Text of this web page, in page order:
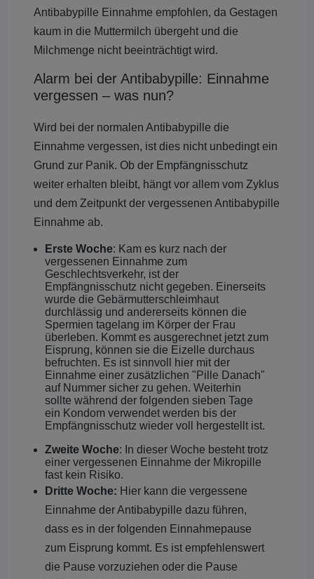
Antibabypille Einnahme empfohlen, da Gestagen
kaum in die Muttermilch übergeht und die
Milchmenge nicht beeinträchtigt wird.
Alarm bei der Antibabypille: Einnahme
vergessen – was nun?
Wird bei der normalen Antibabypille die
Einnahme vergessen, ist dies nicht unbedingt ein
Grund zur Panik. Ob der Empfängnisschutz
weiter erhalten bleibt, hängt vor allem vom Zyklus
und dem Zeitpunkt der vergessenen Antibabypille
Einnahme ab.
Erste Woche: Kam es kurz nach der
vergessenen Einnahme zum
Geschlechtsverkehr, ist der
Empfängnisschutz nicht gegeben. Einerseits
wurde die Gebärmutterschleimhaut
durchlässig und andererseits können die
Spermien tagelang im Körper der Frau
überleben. Kommt es ausgerechnet jetzt zum
Eisprung, können sie die Eizelle durchaus
befruchten. Es ist sinnvoll hier mit der
Einnahme einer zusätzlichen "Pille Danach"
auf Nummer sicher zu gehen. Weiterhin
sollte während der folgenden sieben Tage
ein Kondom verwendet werden bis der
Empfängnisschutz wieder voll hergestellt ist.
Zweite Woche: In dieser Woche besteht trotz
einer vergessenen Einnahme der Mikropille
fast kein Risiko.
Dritte Woche: Hier kann die vergessene
Einnahme der Antibabypille dazu führen,
dass es in der folgenden Einnahmepause
zum Eisprung kommt. Es ist empfehlenswert
die Pause vorzuziehen oder die Pause